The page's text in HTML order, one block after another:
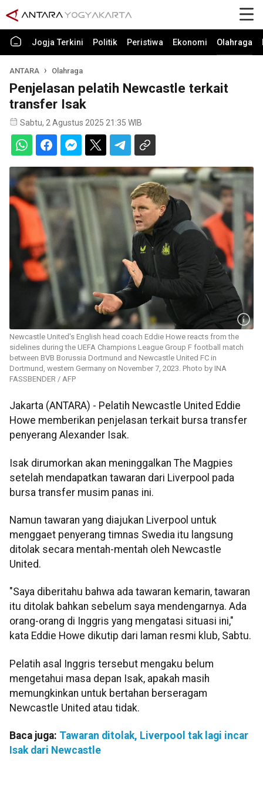
Jogja Terkini Politik Peristiwa Ekonomi Olahraga
ANTARA Olahraga
Penjelasan pelatih Newcastle terkait
transfer Isak
Sabtu, 2 Agustus 2025 21:35 WIB
Newcastle United's English head coach Eddie Howe reacts from the
sidelines during the UEFA Champions League Group F football match
between BVB Borussia Dortmund and Newcastle United FC in
Dortmund, western Germany on November 7, 2023. Photo by INA
FASSBENDER / AFP
Jakarta (ANTARA) - Pelatih Newcastle United Eddie
Howe memberikan penjelasan terkait bursa transfer
penyerang Alexander Isak.
Isak dirumorkan akan meninggalkan The Magpies
setelah mendapatkan tawaran dari Liverpool pada
bursa transfer musim panas ini.
Namun tawaran yang diajukan Liverpool untuk
menggaet penyerang timnas Swedia itu langsung
ditolak secara mentah-mentah oleh Newcastle
United.
"Saya diberitahu bahwa ada tawaran kemarin, tawaran
itu ditolak bahkan sebelum saya mendengarnya. Ada
orang-orang di Inggris yang mengatasi situasi ini,"
kata Eddie Howe dikutip dari laman resmi klub, Sabtu.
Pelatih asal Inggris tersebut mengaku belum
mengetahui masa depan Isak, apakah masih
memungkinkan untuk bertahan berseragam
Newcastle United atau tidak.
Baca juga: Tawaran ditolak, Liverpool tak lagi incar
Isak dari Newcastle